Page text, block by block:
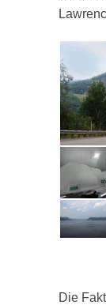
Die